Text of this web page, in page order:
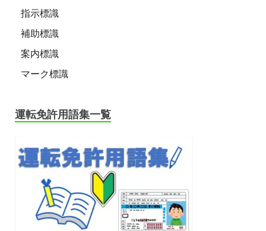
指示標識
補助標識
案内標識
マーク標識
運転免許用語集一覧